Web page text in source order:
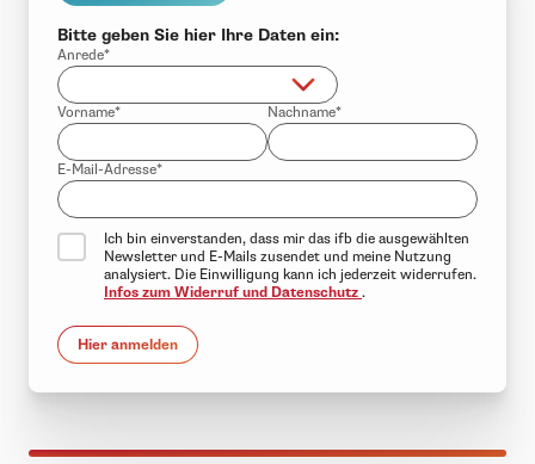
Bitte geben Sie hier Ihre Daten ein:
Anrede*
Vorname* Nachname*
E-Mail-Adresse*
Ich bin einverstanden, dass mir das ifb die ausgewählten
Newsletter und E-Mails zusendet und meine Nutzung
analysiert. Die Einwilligung kann ich jederzeit widerrufen.
Infos zum Widerruf und Datenschutz .
Hier anmelden